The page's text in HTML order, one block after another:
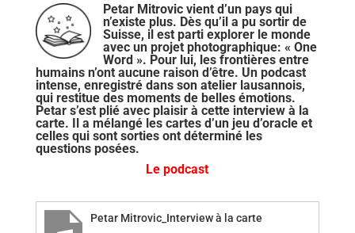
Petar Mitrovic vient d’un pays qui
n’existe plus. Dès qu’il a pu sortir de
Suisse, il est parti explorer le monde
avec un projet photographique: « One
Word ». Pour lui, les frontières entre
humains n’ont aucune raison d’être. Un podcast
intense, enregistré dans son atelier lausannois,
qui restitue des moments de belles émotions.
Petar s’est plié avec plaisir à cette interview à la
carte. Il a mélangé les cartes d’un jeu d’oracle et
celles qui sont sorties ont déterminé les
questions posées.
Le podcast
Petar Mitrovic_Interview à la carte